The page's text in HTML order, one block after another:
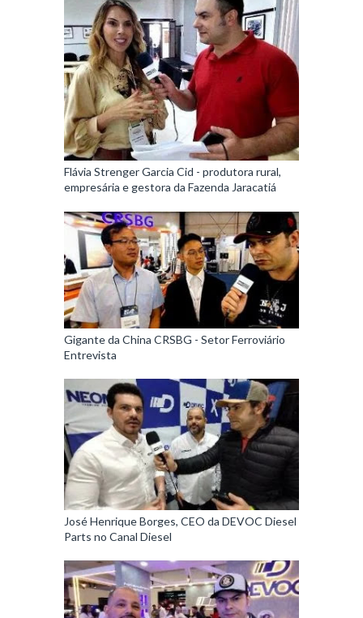
Flávia Strenger Garcia Cid - produtora rural,
empresária e gestora da Fazenda Jaracatiá
Gigante da China CRSBG - Setor Ferroviário
Entrevista
José Henrique Borges, CEO da DEVOC Diesel
Parts no Canal Diesel